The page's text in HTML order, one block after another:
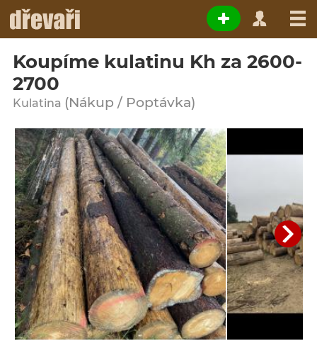
Koupíme kulatinu Kh za 2600-
2700
Kulatina (Nákup / Poptávka)